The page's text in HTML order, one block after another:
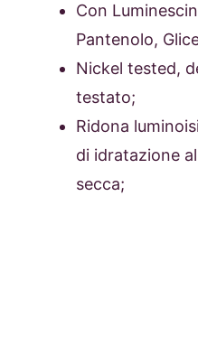
Con
Pantenolo,
Nickel tested,
testato;
Ridona
di idratazione
secca;